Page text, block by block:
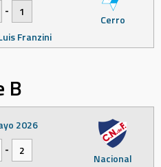
Cerro
-
1
Franzini
B
Nacional
2026
-
2